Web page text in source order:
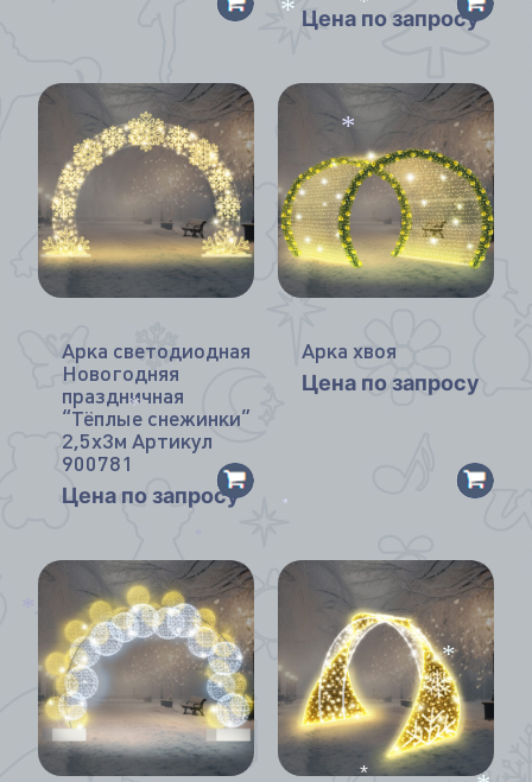
Цена по запросу
Арка светодиодная
Новогодняя
праздничная
“Тёплые снежинки”
2,5х3м Артикул
900781
Цена по запросу
Арка хвоя
Цена по запросу
*
*
*
*